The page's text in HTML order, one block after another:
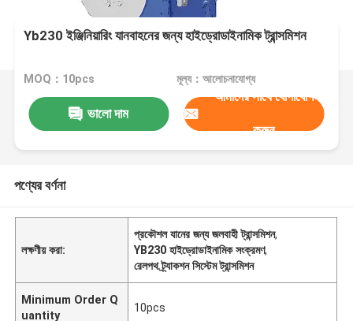
Yb230 ইঞ্জিনিয়ারিং যানবাহনের জন্য হাইড্রোডাইনামিক ট্রান্সমিশন
MOQ：10pcs মূল্য：আলোচনাযোগ্য
ভালো দাম
আমাদের সাথে যোগাযোগ
করুন
পণ্যের বর্ণনা
লক্ষণীয় করা:
প্রকৌশল যানের জন্য জলবাহী ট্রান্সমিশন,
YB230 হাইড্রোডাইনামিক সংক্রমণ,
রেলপথ ট্র্যাকশন সিস্টেম ট্রান্সমিশন
Minimum Order Q
uantity
10pcs